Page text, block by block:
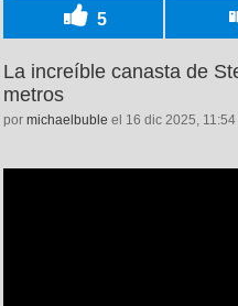
5
La increíble canasta de
metros
por michaelbuble el 16 dic 2025, 11:54